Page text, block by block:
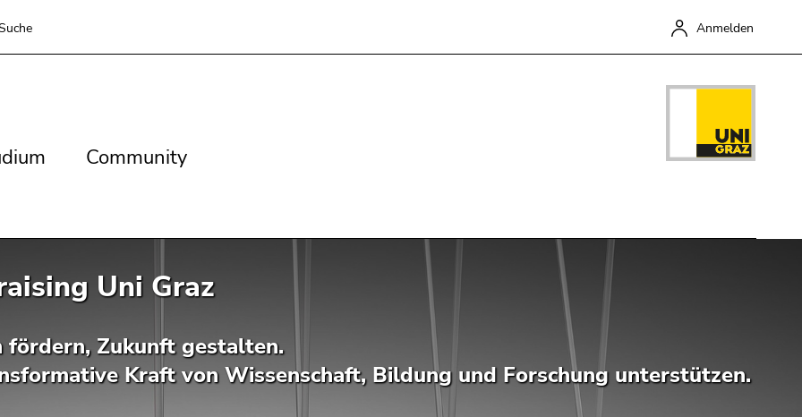
Anmelden
Schließen
Community
Community
Uni Graz
fördern, Zukunft gestalten.
Kraft von Wissenschaft, Bildung und Forschung unterstützen.